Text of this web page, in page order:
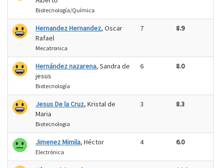
Biotecnología/Química
Hernandez Hernandez, Oscar
Rafael
Mecatronica
7 8.9
Hernández nazarena, Sandra de
jesus
Biotecnología
6 8.0
Jesus De la Cruz, Kristal de
Maria
Biotecnologia
3 8.3
Jimenez Mimila, Héctor
Electrónica
4 6.0